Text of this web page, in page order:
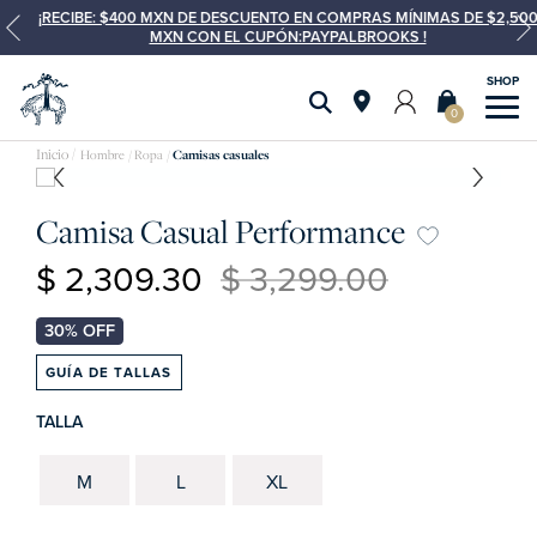
¡RECIBE: $400 MXN DE DESCUENTO EN COMPRAS MÍNIMAS DE $2,500
MXN CON EL CUPÓN:PAYPALBROOKS !
0
Hombre Ropa Camisas casuales
Camisa Casual Performance
$ 3,299.00
$ 2,309.30
GUÍA DE TALLAS
TALLA
L
M XL